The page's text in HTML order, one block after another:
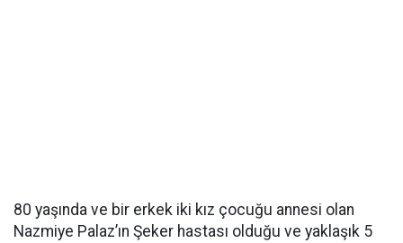
80 yaşında ve bir erkek iki kız çocuğu annesi olan
Nazmiye Palaz’ın Şeker hastası olduğu ve yaklaşık 5